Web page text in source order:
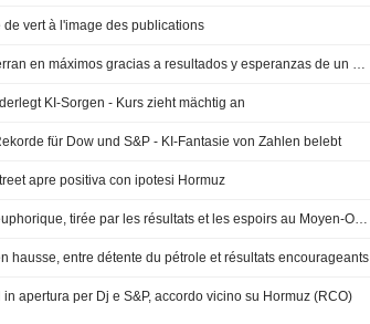
de vert à l'image des publications
Dow y S&P 500 cierran en máximos gracias a resultados y esperanzas de un acuerdo en Oriente Medio
KI-Sorgen - Kurs zieht mächtig an
für Dow und S&P - KI-Fantasie von Zahlen belebt
apre positiva con ipotesi Hormuz
Wall Street ouvre euphorique, tirée par les résultats et les espoirs au Moyen-Orient
hausse, entre détente du pétrole et résultats encourageants
in apertura per Dj e S&P, accordo vicino su Hormuz (RCO)